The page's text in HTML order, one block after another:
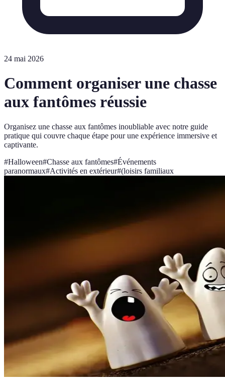
24 mai 2026
Comment organiser une chasse
aux fantômes réussie
Organisez une chasse aux fantômes inoubliable avec notre guide
pratique qui couvre chaque étape pour une expérience immersive et
captivante.
#Halloween#Chasse aux fantômes#Événements
paranormaux#Activités en extérieur#(loisirs familiaux